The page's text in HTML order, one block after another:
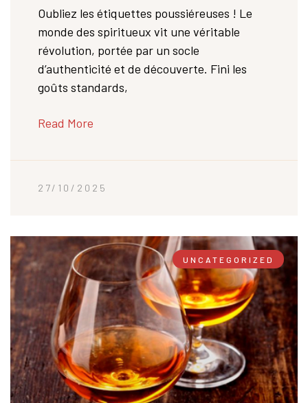
Oubliez les étiquettes poussiéreuses ! Le
monde des spiritueux vit une véritable
révolution, portée par un socle
d’authenticité et de découverte. Fini les
goûts standards,
Read More
27/10/2025
UNCATEGORIZED